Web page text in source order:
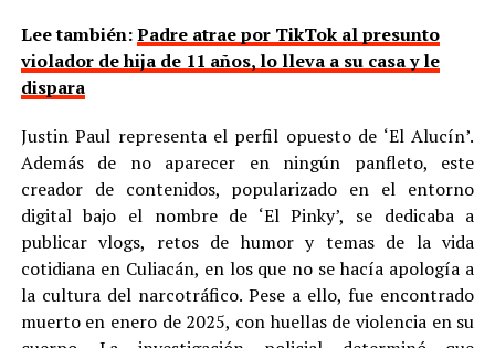
Lee también:Padre atrae por TikTok al presunto
violador de hija de 11 años, lo lleva a su casa y le
dispara
Justin Paul representa el perfil opuesto de ‘El Alucín’.
Además de no aparecer en ningún panfleto, este
creador de contenidos, popularizado en el entorno
digital bajo el nombre de ‘El Pinky’, se dedicaba a
publicar vlogs, retos de humor y temas de la vida
cotidiana en Culiacán, en los que no se hacía apología a
la cultura del narcotráfico. Pese a ello, fue encontrado
muerto en enero de 2025, con huellas de violencia en su